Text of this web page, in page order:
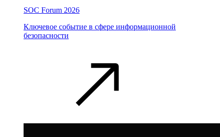
SOC Forum 2026
Ключевое событие в сфере информационной
безопасности